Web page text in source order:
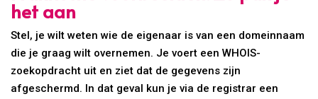
het aan
Stel, je wilt weten wie de eigenaar is van een domeinnaam
die je graag wilt overnemen. Je voert een WHOIS-
zoekopdracht uit en ziet dat de gegevens zijn
afgeschermd. In dat geval kun je via de registrar een